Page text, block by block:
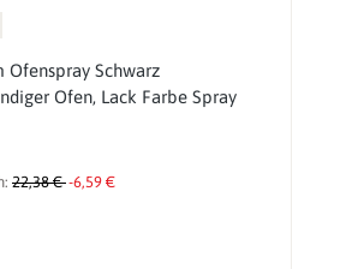
Ofenspray Schwarz
Ofen, Lack Farbe Spray
22,38 €-6,59 €